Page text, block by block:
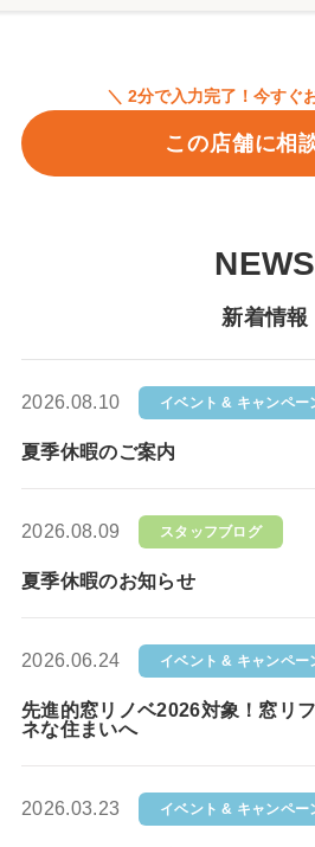
＼ 2分で入力完了！今すぐ
この店舗に相
NEWS
新着情報
2026.08.10 イベント & キャンペー
夏季休暇のご案内
2026.08.09 スタッフブログ
夏季休暇のお知らせ
2026.06.24 イベント & キャンペー
先進的窓リノベ2026対象！窓リ
ネな住まいへ
2026.03.23 イベント & キャンペー